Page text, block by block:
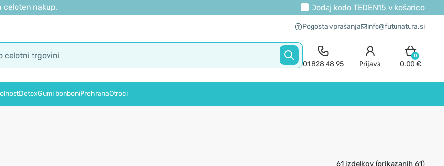
celoten nakup. Dodaj kodo TEDEN15 v košarico
Pogosta vprašanja info@futunatura.si
01 828 48 95 Prijava
0
0.00 €
DetoxGumi bonboniPrehranaOtroci
61 izdelkov (prikazanih 61)